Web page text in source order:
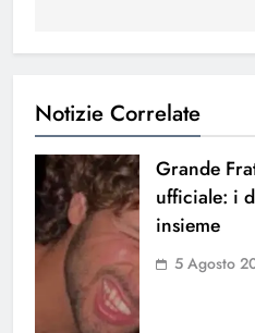
Notizie Correlate
Grande
ufficiale: i
insieme
5 Agosto